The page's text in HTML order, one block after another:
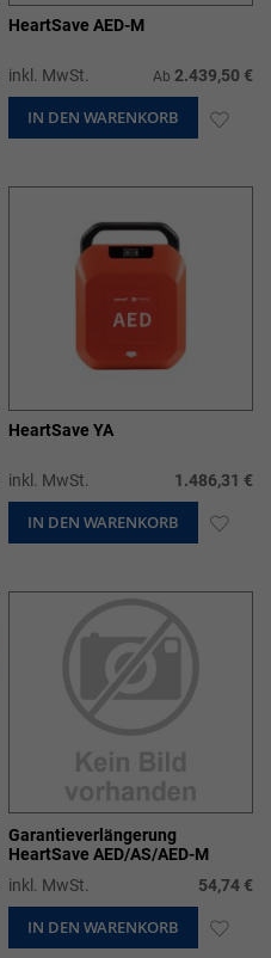
HeartSave AED-M
inkl. MwSt. Ab 2.439,50 €
IN DEN WARENKORB ZUR
HeartSave YA
inkl. MwSt. 1.486,31 €
IN DEN WARENKORB ZUR
Garantieverlängerung
HeartSave AED/AS/AED-M
inkl. MwSt.
54,74 €
IN DEN WARENKORB ZUR